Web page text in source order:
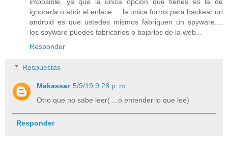
ignorarla o abrir el enlace.... la unica forms para hackear un
android es que ustedes mismos fabriquen un spyware....
los spyware puedes fabricarlos o bajarlos de la web...
Responder
Respuestas
Makassar 5/9/19 9:28 p. m.
Otro que no sabe leer( ...o entender lo que lee)
Responder